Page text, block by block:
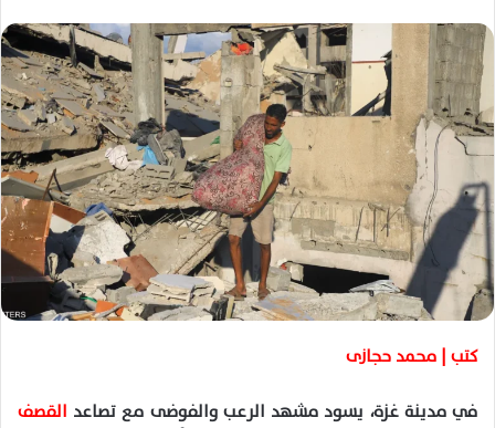
ل
ب
ي
ل
ك
ت
ر
و
ن
كتب | محمد حجازى
في مدينة غزة، يسود مشهد الرعب والفوضى مع تصاعد القصف